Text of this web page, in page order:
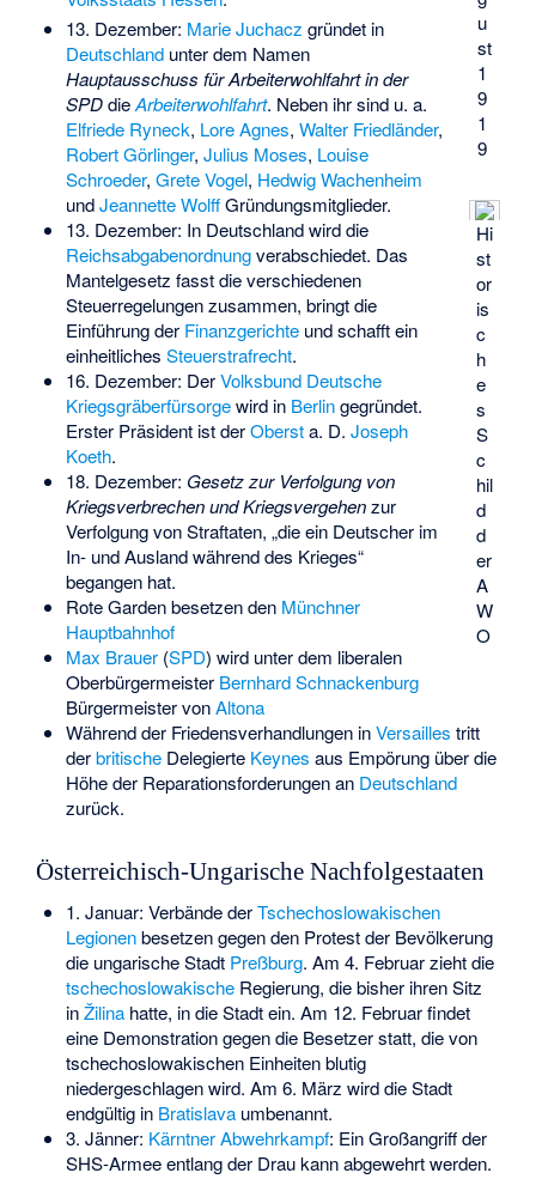
u
st
1
9
1
9
Hi
st
or
is
c
h
e
s
S
c
hil
d
d
er
A
W
O
13. Dezember: Marie Juchacz gründet in
Deutschlandunter dem Namen
Hauptausschuss für Arbeiterwohlfahrt in der
SPDdieArbeiterwohlfahrt. Neben ihr sind u. a.
Elfriede Ryneck, Lore Agnes, Walter Friedländer,
Robert Görlinger, Julius Moses, Louise
Schroeder, Grete Vogel, Hedwig Wachenheim
undJeannette WolffGründungsmitglieder.
13. Dezember: In Deutschland wird die
Reichsabgabenordnungverabschiedet. Das
Mantelgesetz fasst die verschiedenen
Steuerregelungen zusammen, bringt die
Einführung der Finanzgerichteund schafft ein
einheitliches Steuerstrafrecht.
16. Dezember: DerVolksbund Deutsche
Kriegsgräberfürsorgewird in Berlingegründet.
Erster Präsident ist derObersta. D. Joseph
Koeth.
18. Dezember: Gesetz zur Verfolgung von
Kriegsverbrechen und Kriegsvergehenzur
Verfolgung von Straftaten, „die ein Deutscher im
In- und Ausland während des Krieges“
begangen hat.
Rote Garden besetzen den Münchner
Hauptbahnhof
Max Brauer(SPD) wird unter dem liberalen
Oberbürgermeister Bernhard Schnackenburg
Bürgermeister vonAltona
Während der Friedensverhandlungen inVersailles tritt
derbritischeDelegierte Keynes aus Empörung über die
Höhe der Reparationsforderungen an Deutschland
zurück.
Österreichisch-Ungarische Nachfolgestaaten
1. Januar: Verbände derTschechoslowakischen
Legionenbesetzen gegen den Protest der Bevölkerung
die ungarische Stadt Preßburg. Am 4. Februar zieht die
tschechoslowakischeRegierung, die bisher ihren Sitz
inŽilinahatte, in die Stadt ein. Am 12. Februar findet
eine Demonstration gegen die Besetzer statt, die von
tschechoslowakischen Einheiten blutig
niedergeschlagen wird. Am 6. März wird die Stadt
endgültig in Bratislavaumbenannt.
3. Jänner: Kärntner Abwehrkampf: Ein Großangriff der
SHS-Armeeentlang der Drau kann abgewehrt werden.